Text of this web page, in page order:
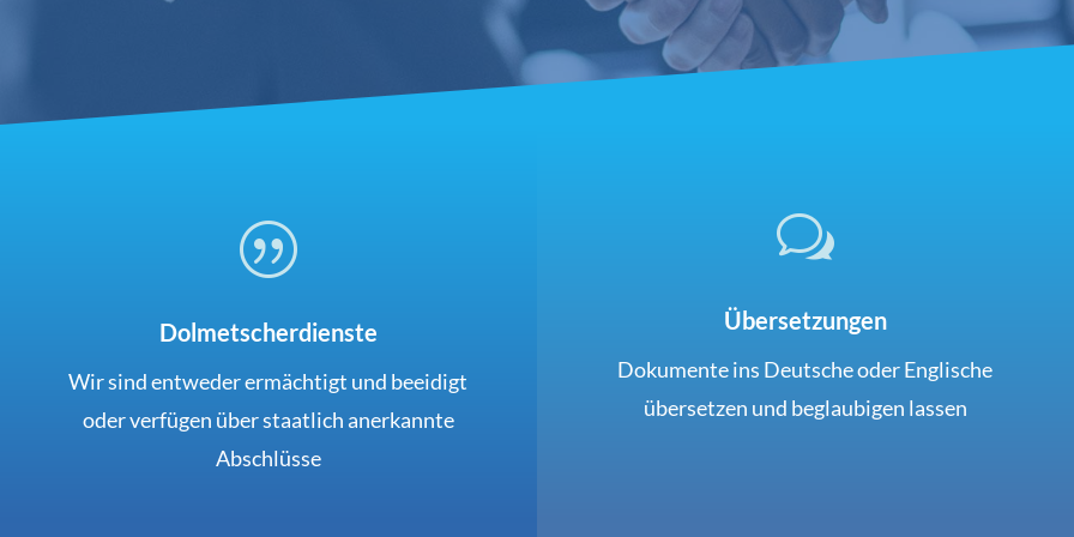
|
Dolmetscherdienste
Wir sind entweder ermächtigt und beeidigt
oder verfügen über staatlich anerkannte
Abschlüsse
w
Übersetzungen
Dokumente ins Deutsche oder Englische
übersetzen und beglaubigen lassen